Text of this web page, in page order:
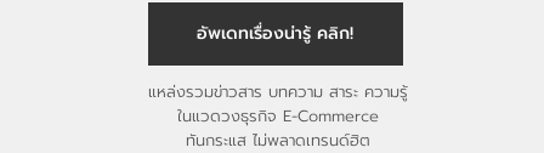
อัพเดทเรื่องน่ารู้ คลิก!
แหล่งรวมข่าวสาร บทความ สาระ ความรู้
ในแวดวงธุรกิจ E-Commerce
ทันกระแส ไม่พลาดเทรนด์ฮิต